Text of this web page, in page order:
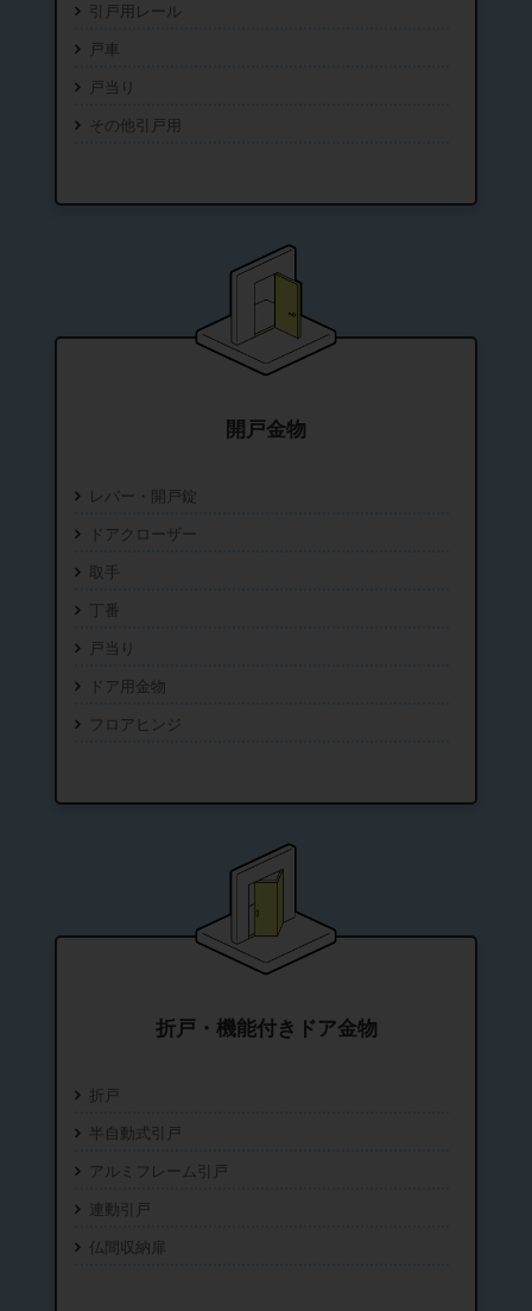
引戸用レール
戸車
戸当り
その他引戸用
開戸金物
レバー・開戸錠
ドアクローザー
取手
丁番
戸当り
ドア用金物
フロアヒンジ
折戸・機能付きドア金物
折戸
半自動式引戸
アルミフレーム引戸
連動引戸
仏間収納扉